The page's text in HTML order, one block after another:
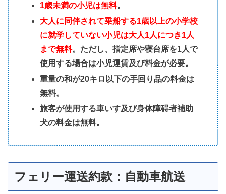
1歳未満の小児は無料。
大人に同伴されて乗船する1歳以上の小学校
に就学していない小児は大人1人につき1人
まで無料。ただし、指定席や寝台席を1人で
使用する場合は小児運賃及び料金が必要。
重量の和が20キロ以下の手回り品の料金は
無料。
旅客が使用する車いす及び身体障碍者補助
犬の料金は無料。
フェリー運送約款：自動車航送